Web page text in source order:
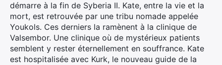
démarre à la fin de Syberia II. Kate, entre la vie et la
mort, est retrouvée par une tribu nomade appelée
Youkols. Ces derniers la ramènent à la clinique de
Valsembor. Une clinique où de mystérieux patients
semblent y rester éternellement en souffrance. Kate
est hospitalisée avec Kurk, le nouveau guide de la